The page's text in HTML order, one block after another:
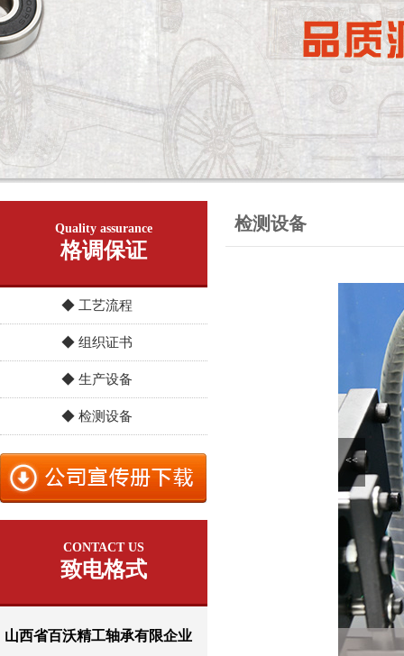
Quality assurance
格调保证
◆ 工艺流程
◆ 组织证书
◆ 生产设备
◆ 检测设备
CONTACT US
致电格式
山西省百沃精工轴承有限企业
检测设备
<<